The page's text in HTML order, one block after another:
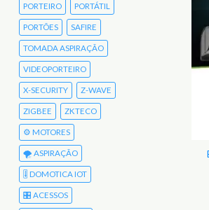
PORTEIRO PORTÁTIL
PORTÕES SAFIRE
TOMADA ASPIRAÇÃO
VIDEOPORTEIRO
X-SECURITY Z-WAVE
ZIGBEE ZKTECO
⚙️ MOTORES
🌪️ ASPIRAÇÃO
🎚️ DOMOTICA IOT
🎛️ ACESSOS
para notebook Acer 7750Z
27,00€ (S/Iva)33,21€
ADICIONAR